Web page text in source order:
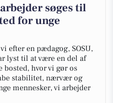
søges til
for unge
efter en pædagog, SOSU,
lyst til at være en del af
hvor vi gør os
stabilitet, nærvær og
mennesker, vi arbejder